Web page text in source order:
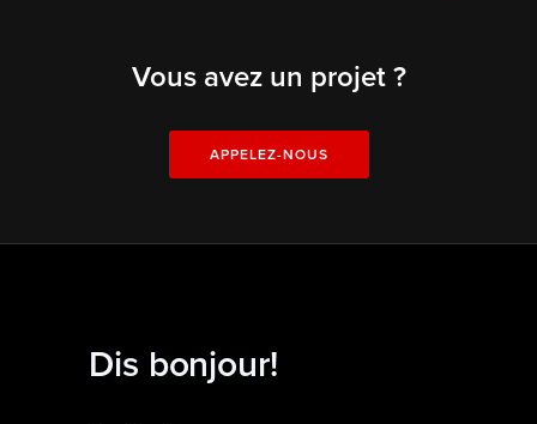
Vous avez un projet ?
APPELEZ-NOUS
Dis bonjour!